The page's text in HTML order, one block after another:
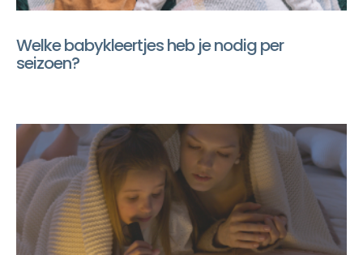
Welke babykleertjes heb je nodig per
seizoen?